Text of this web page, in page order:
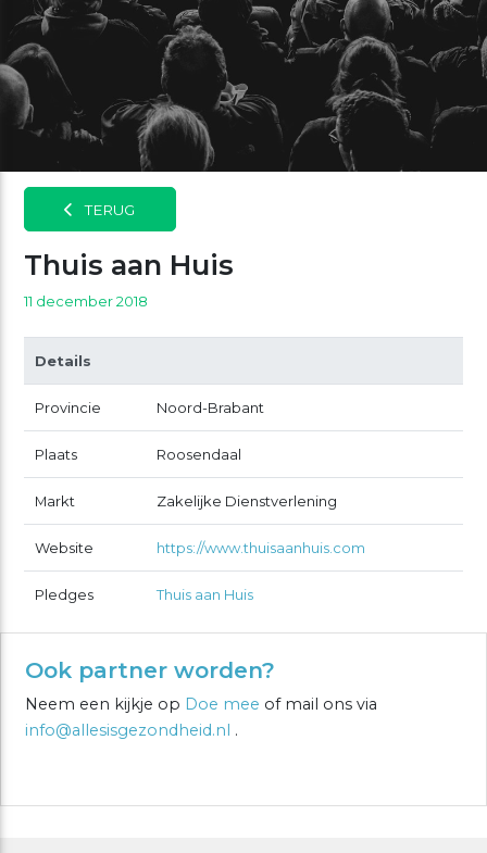
TERUG
Thuis aan Huis
11 december 2018
Details
Provincie Noord-Brabant
Plaats Roosendaal
Markt Zakelijke Dienstverlening
Website https://www.thuisaanhuis.com
Pledges Thuis aan Huis
Ook partner worden?
Neem een kijkje op Doe mee of mail ons via
info@allesisgezondheid.nl .